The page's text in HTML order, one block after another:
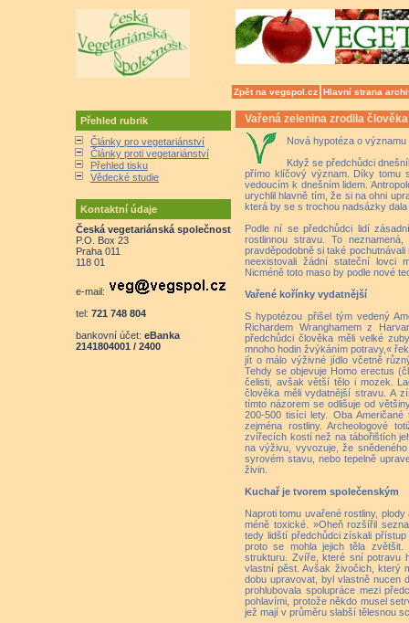
Zpět na vegspol.cz Hlavní strana
Přehled rubrik
Články pro vegetariánství
Články proti vegetariánství
Přehled tisku
Vědecké studie
Kontaktní údaje
Česká vegetariánská společnost
P.O. Box 23
Praha 011
118 01
e-mail:
tel: 721 748 804
bankovní účet: eBanka
2141804001 / 2400
Vařená zelenina zrodila člověka
Nová hypotéza o
Když se předchůdci
přímo klíčový význam. Díky tomu
vedoucím k dnešním lidem.
urychlil hlavně tím, že si na ohni
která by se s trochou nadsázky
Podle ní se předchůdci lidí
rostlinnou stravu. To
pravděpodobně si také
neexistovali žádní stateční lovci
Nicméně toto maso by podle nové
Vařené kořínky vydatnější
S hypotézou přišel tým vedený
Richardem Wranghamem z
předchůdci člověka měli velké
mnoho hodin žvýkáním potravy,«
jít o málo výživné jídlo včetně
Tehdy se objevuje Homo erectus
čelisti, avšak větší tělo i mozek.
člověka měli vydatnější stravu. A
tímto názorem se odlišuje od
200-500 tisíci lety. Oba
zejména rostliny. Archeologové
zvířecích kostí než na tábořištích
na výživu, vyvozuje, že
syrovém stavu, nebo tepelně
živin.
Kuchař je tvorem společenským
Naproti tomu uvařené rostliny,
méně toxické. »Oheň rozšířil
tedy lidští předchůdci získali
proto se mohla jejich těla
strukturu. Zvíře, které sní potravu
vlastní pěst. Avšak živočich, který
dobu upravovat, byl vlastně nucen
prohlubovala spolupráce mezi
pohlavími, protože někdo musel
jež mají v průměru slabší tělesnou